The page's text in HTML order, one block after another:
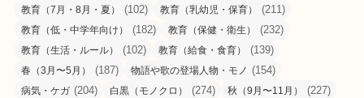
教育（7月・8月・夏） (102) 教育（乳幼児・保育） (211)
教育（低・中学年向け） (182) 教育（保健・衛生） (232)
教育（生活・ルール） (102) 教育（給食・食育） (139)
春（3月〜5月） (187) 物語や歌の登場人物・モノ (154)
病気・ケガ (204) 白黒（モノクロ） (274) 秋（9月〜11月） (227)